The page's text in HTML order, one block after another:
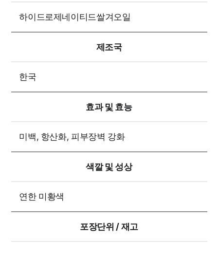
하이드로제네이티드쌀겨오일
제조국
한국
효과 및 효능
미백, 항산화, 피부장벽 강화
색깔 및 성상
연한 미황색
포장단위 / 재고